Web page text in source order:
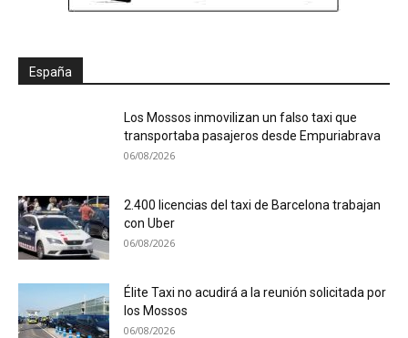
España
Los Mossos inmovilizan un falso taxi que
transportaba pasajeros desde Empuriabrava
06/08/2026
2.400 licencias del taxi de Barcelona trabajan
con Uber
06/08/2026
Élite Taxi no acudirá a la reunión solicitada por
los Mossos
06/08/2026